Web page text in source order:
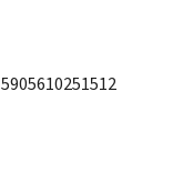
5905610251512